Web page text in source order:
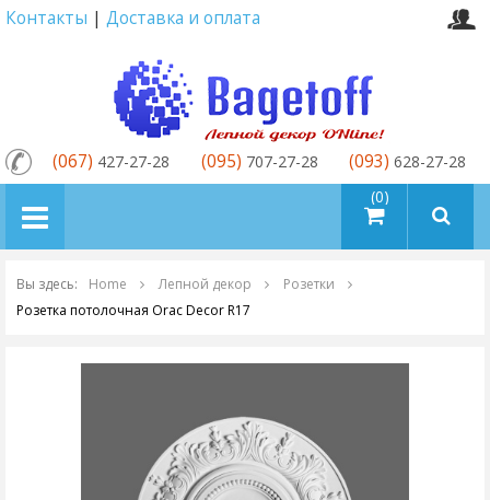
Контакты | Доставка и оплата
товаров (0)
(067) 427-27-28 (095) 707-27-28 (093) 628-27-28
Вы здесь: Home Лепной декор
Розетки
Розетка потолочная Orac Decor R17